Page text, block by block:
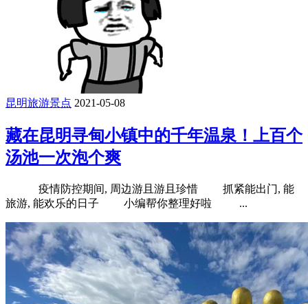
昆明旅游景点 2021-05-08
藏在昆明寻甸小镇中的千年温泉！上百个
汤池一次泡个爽
疫情防控期间, 周边游且游且珍惜 抓紧能出门, 能
旅游, 能欢乐的日子 小编帮你整理好啦 ...